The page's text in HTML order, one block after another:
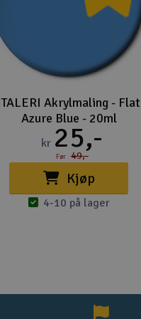
Akrylmaling - Flat
Azure Blue - 20ml
kr 25,-
Før 49,-
Kjøp
4-10 på lager